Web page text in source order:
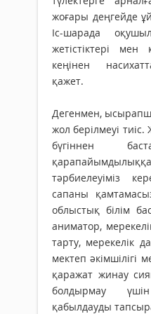
жоғары деңгейде
Іс-шарада
жетістіктері мен
кеңінен
қажет.
Дегенмен,
жол берілмеуі тиіс.
бүгіннен
тәрбиелеуіміз
сапаны
облыстық білім
аниматор,
тарту, мерекелік
мектеп
қаражат жинау
болдырмау
қабылдауды